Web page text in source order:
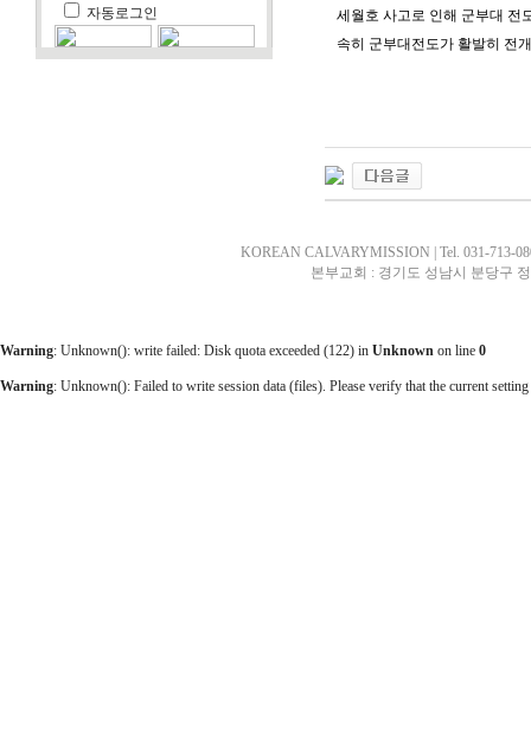
자동로그인
세월호 사고로 인해 군부대 전
속히 군부대전도가 활발히 전
KOREAN CALVARYMISSION | Tel. 031-713-
본부교회 : 경기도 성남시 분당구
Warning: Unknown(): write failed: Disk quota exceeded (122) in Unknown on line 0
Warning: Unknown(): Failed to write session data (files). Please verify that the current